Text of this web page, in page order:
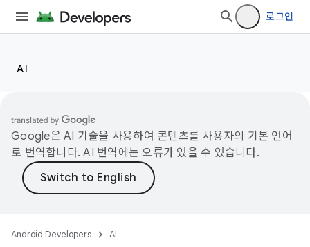
로그인
AI
Google은 AI 기술을 사용하여 콘텐츠를 사용자의 기본 언어
로 번역합니다. AI 번역에는 오류가 있을 수 있습니다.
Android Developers AI